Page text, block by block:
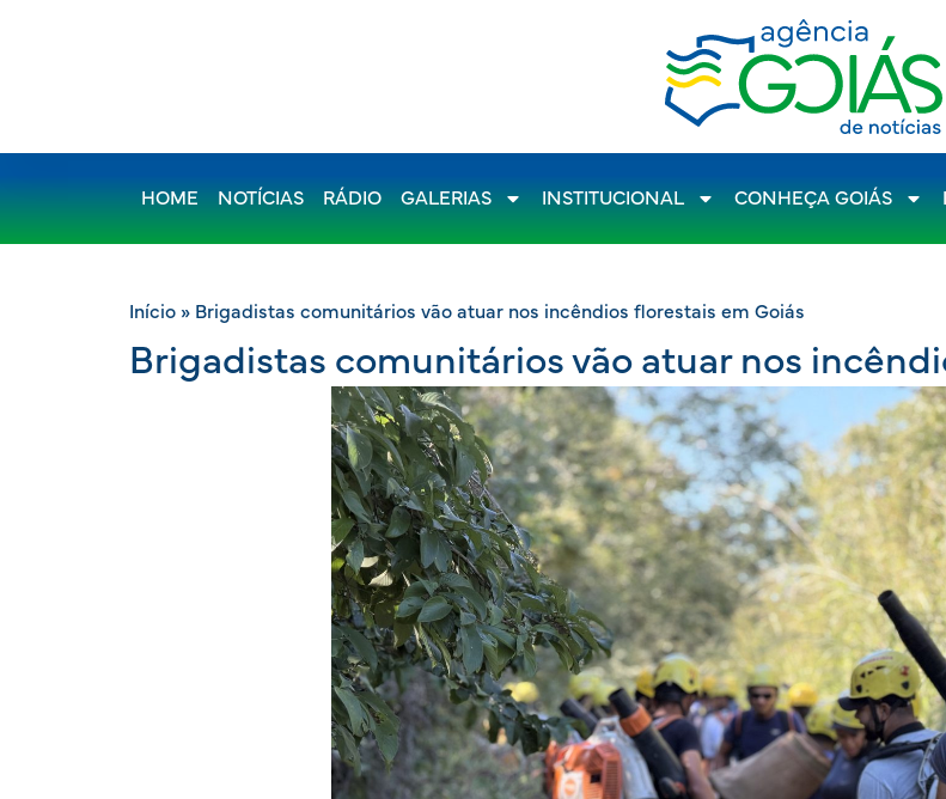
HOME NOTÍCIAS RÁDIO GALERIAS INSTITUCIONAL CONHEÇA GOIÁS
Início » Brigadistas comunitários vão atuar nos incêndios florestais em Goiás
Brigadistas comunitários vão atuar nos